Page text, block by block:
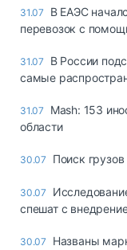
31.07
В ЕАЭС
перевозок с
31.07
В России
самые
31.07
Mash: 153
области
30.07 Поиск
30.07
спешат с
30.07
Названы